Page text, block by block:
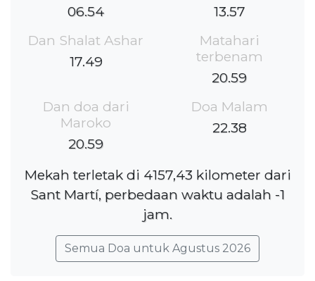
06.54
13.57
Dan Shalat Ashar
17.49
Matahari
terbenam
20.59
Dan doa dari
Maroko
20.59
Doa Malam
22.38
Mekah terletak di 4157,43 kilometer dari
Sant Martí, perbedaan waktu adalah -1
jam.
Semua Doa untuk Agustus 2026